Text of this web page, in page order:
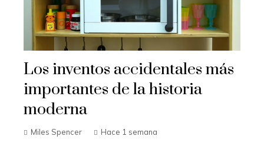
Los inventos accidentales más
importantes de la historia
moderna
Miles Spencer Hace 1 semana